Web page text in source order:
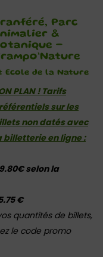
Parc
&
–
Ecole de la Nature
PLAN ! Tarifs
sur les
non datésavec
billetterie en ligne :
selon la
€
quantités de billets,
le code promo